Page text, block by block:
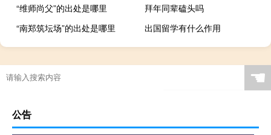
“维师尚父”的出处是哪里
拜年同辈磕头吗
“南郑筑坛场”的出处是哪里
出国留学有什么作用
☚
公告